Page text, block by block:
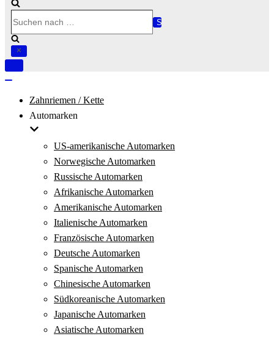
nach …
Navigation
Zahnriemen / Kette
Automarken
US-amerikanische Automarken
Norwegische Automarken
Russische Automarken
Afrikanische Automarken
Amerikanische Automarken
Italienische Automarken
Französische Automarken
Deutsche Automarken
Spanische Automarken
Chinesische Automarken
Südkoreanische Automarken
Japanische Automarken
Asiatische Automarken